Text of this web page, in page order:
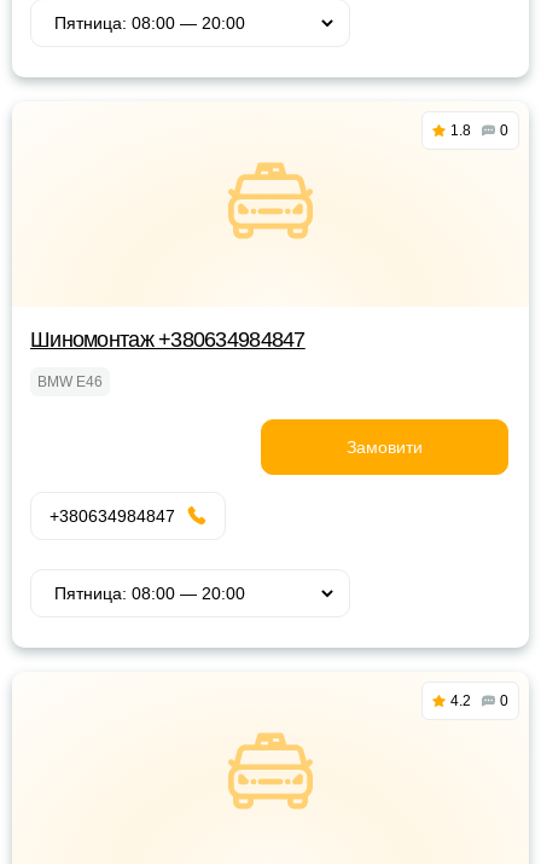
1.8 0
Шиномонтаж +380634984847
BMW E46
Замовити
+380634984847
4.2 0